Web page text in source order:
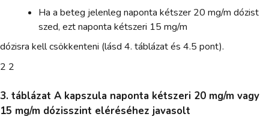
Ha a beteg jelenleg naponta kétszer 20 mg/m dózist
szed, ezt naponta kétszeri 15 mg/m
dózisra kell csökkenteni (lásd 4. táblázat és 4.5 pont).
2 2
3. táblázat A kapszula naponta kétszeri 20 mg/m vagy
15 mg/m dózisszint eléréséhez javasolt